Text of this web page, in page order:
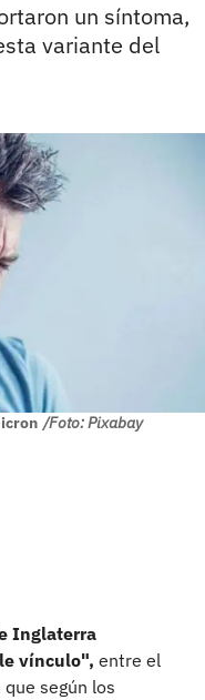
un síntoma,
variante del
/Foto: Pixabay
Inglaterra
vínculo", entre el
según los